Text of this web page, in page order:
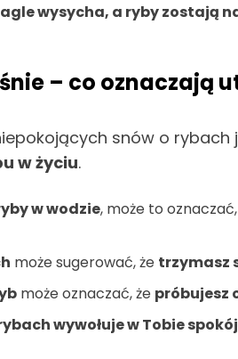
wysycha, a ryby zostają
– co oznaczają
snów o rybach
w życiu.
w wodzie, może to
może sugerować, że trzymasz
może oznaczać, że próbujesz
wywołuje w Tobie